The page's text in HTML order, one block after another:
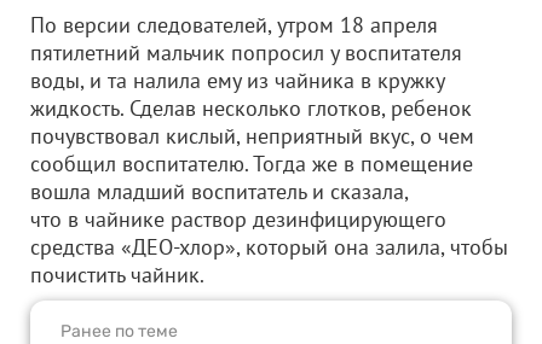
По версии следователей, утром 18 апреля
пятилетний мальчик попросил у воспитателя
воды, и та налила ему из чайника в кружку
жидкость. Сделав несколько глотков, ребенок
почувствовал кислый, неприятный вкус, о чем
сообщил воспитателю. Тогда же в помещение
вошла младший воспитатель и сказала,
что в чайнике раствор дезинфицирующего
средства «ДЕО-хлор», который она залила, чтобы
почистить чайник.
Ранее по теме